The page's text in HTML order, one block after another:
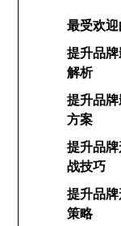
最受欢
提升品
解析
提升品
方案
提升品
战技巧
提升品
策略